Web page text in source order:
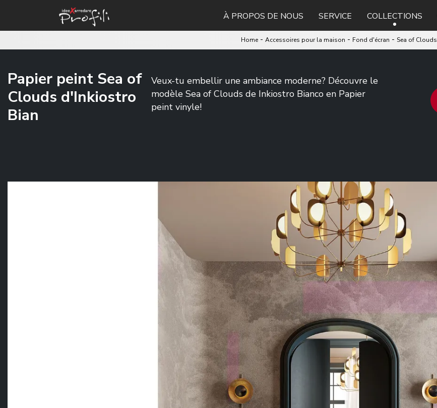
À PROPOS DE NOUS SERVICE COLLECTIONS
Home- Accessoires pour la maison - Fond d'écran - Sea of Clouds
Papier peint Sea of
Clouds d'Inkiostro
Bian
Veux-tu embellir une ambiance moderne? Découvre le
modèle Sea of Clouds de Inkiostro Bianco en Papier
peint vinyle!